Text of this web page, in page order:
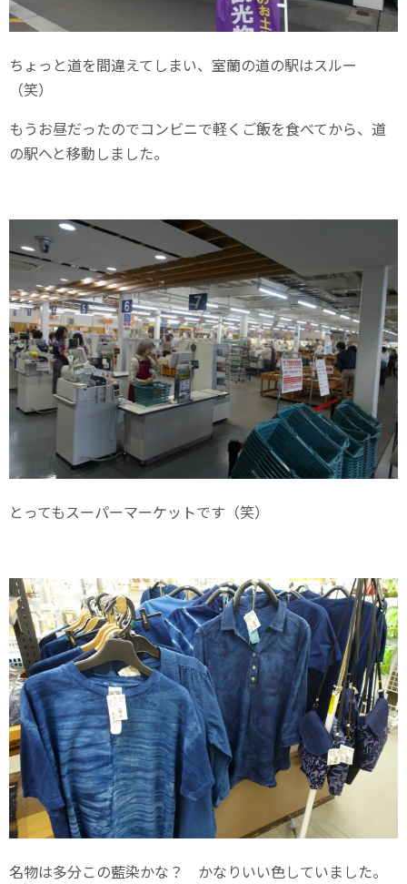
ちょっと道を間違えてしまい、室蘭の道の駅はスルー
（笑）
もうお昼だったのでコンビニで軽くご飯を食べてから、道
の駅へと移動しました。
とってもスーパーマーケットです（笑）
名物は多分この藍染かな？ かなりいい色していました。